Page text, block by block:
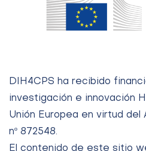
DIH4CPS ha recibido
investigación e innovación
Unión Europea en virtud del
nº 872548.
El contenido de este sitio